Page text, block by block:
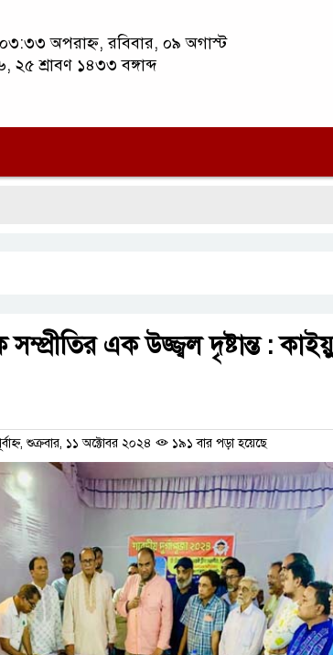
০৩:৩৩ অপরাহ্ন, রবিবার, ০৯ অগাস্ট
২৫ শ্রাবণ ১৪৩৩ বঙ্গাব্দ
সম্প্রীতির এক উজ্জ্বল দৃষ্টান্ত :
শুক্রবার, ১১ অক্টোবর ২০২৪ ১৯১ বার পড়া হয়েছে